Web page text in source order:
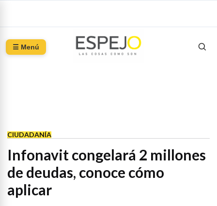
☰ Menú
CIUDADANÍA
Infonavit congelará 2 millones
de deudas, conoce cómo
aplicar